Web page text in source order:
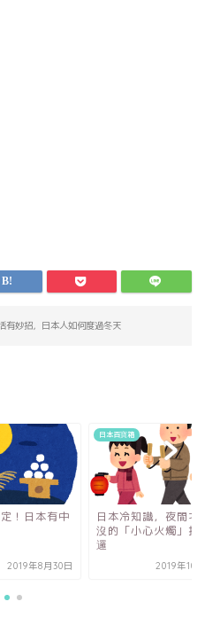
有妙招，日本人如何度過冬天
夜間才會出
燭」打板巡
2019年10月12日
日本百寶箱
【日本生活篇】四個
日本人的穿著習慣
2019年10